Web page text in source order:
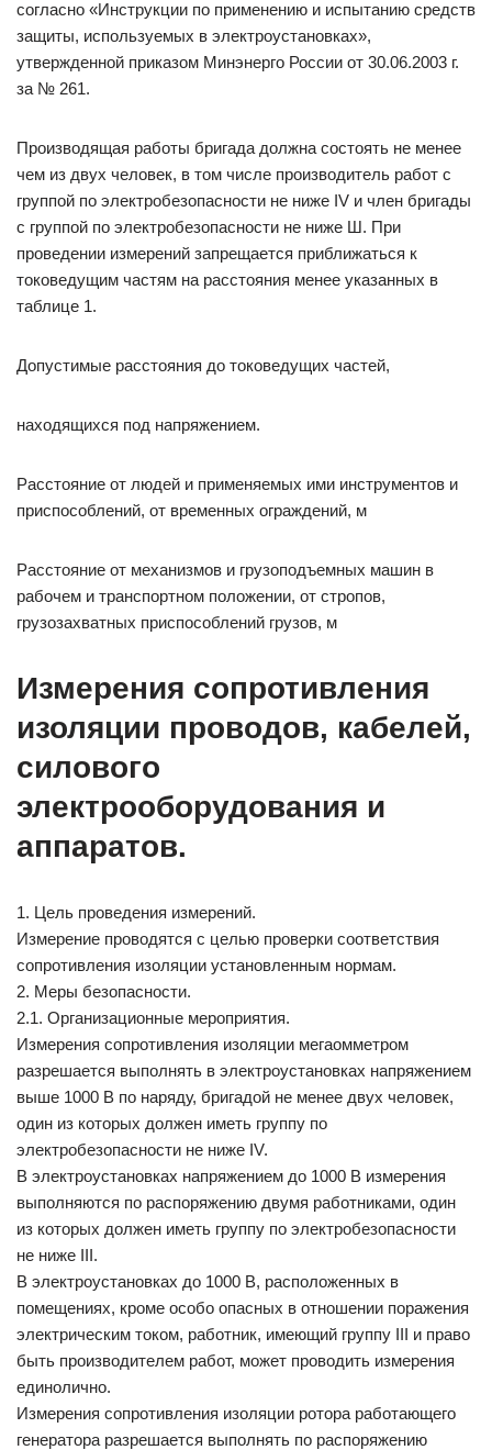
согласно «Инструкции по применению и испытанию средств
защиты, используемых в электроустановках»,
утвержденной приказом Минэнерго России от 30.06.2003 г.
за № 261.
Производящая работы бригада должна состоять не менее
чем из двух человек, в том числе производитель работ с
группой по электробезопасности не ниже IV и член бригады
с группой по электробезопасности не ниже Ш. При
проведении измерений запрещается приближаться к
токоведущим частям на расстояния менее указанных в
таблице 1.
Допустимые расстояния до токоведущих частей,
находящихся под напряжением.
Расстояние от людей и применяемых ими инструментов и
приспособлений, от временных ограждений, м
Расстояние от механизмов и грузоподъемных машин в
рабочем и транспортном положении, от стропов,
грузозахватных приспособлений грузов, м
Измерения сопротивления
изоляции проводов, кабелей,
силового
электрооборудования и
аппаратов.
1. Цель проведения измерений.
Измерение проводятся с целью проверки соответствия
сопротивления изоляции установленным нормам.
2. Меры безопасности.
2.1. Организационные мероприятия.
Измерения сопротивления изоляции мегаомметром
разрешается выполнять в электроустановках напряжением
выше 1000 В по наряду, бригадой не менее двух человек,
один из которых должен иметь группу по
электробезопасности не ниже IV.
В электроустановках напряжением до 1000 В измерения
выполняются по распоряжению двумя работниками, один
из которых должен иметь группу по электробезопасности
не ниже III.
В электроустановках до 1000 В, расположенных в
помещениях, кроме особо опасных в отношении поражения
электрическим током, работник, имеющий группу III и право
быть производителем работ, может проводить измерения
единолично.
Измерения сопротивления изоляции ротора работающего
генератора разрешается выполнять по распоряжению